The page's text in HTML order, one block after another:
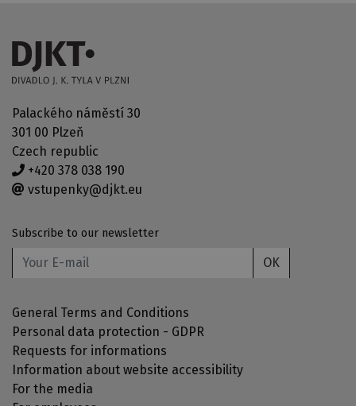
Palackého náměstí 30
301 00 Plzeň
Czech republic
+420 378 038 190
vstupenky@djkt.eu
Subscribe to our newsletter
OK
General Terms and Conditions
Personal data protection - GDPR
Requests for informations
Information about website accessibility
For the media